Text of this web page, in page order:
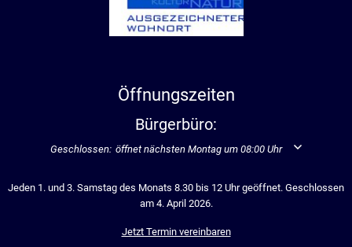
Öffnungszeiten
Bürgerbüro:
Klicken, um weitere Öffnungs- oder Schließzeiten auszublenden
Geschlossen: öffnet nächsten Montag um 08:00 Uhr
Jeden 1. und 3. Samstag des Monats 8.30 bis 12 Uhr geöffnet. Geschlossen
am 4. April 2026.
Jetzt Termin vereinbaren